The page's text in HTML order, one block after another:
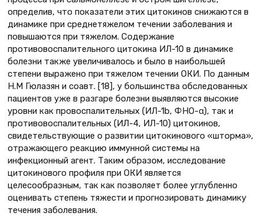
определив, что показатели этих цитокинов снижаются в
динамике при среднетяжелом течении заболевания и
повышаются при тяжелом. Содержание
противовоспалительного цитокина ИЛ-10 в динамике
болезни также увеличивалось и было в наибольшей
степени выражено при тяжелом течении ОКИ. По данным
Н.М Гюлазян и cоавт. [18], у большинства обследованных
пациентов уже в разгаре болезни выявляются высокие
уровни как провоспалительных (ИЛ-1b, ФНО-α), так и
противовоспалительных (ИЛ-4, ИЛ-10) цитокинов,
свидетельствующие о развитии цитокинового «шторма»,
отражающего реакцию иммунной системы на
инфекционный агент. Таким образом, исследование
цитокинового профиля при ОКИ является
целесообразным, так как позволяет более углубленно
оценивать степень тяжести и прогнозировать динамику
течения заболевания.